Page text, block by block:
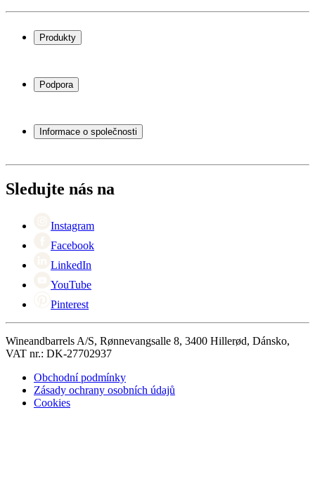
Produkty
Stojany na víno
Vinný nábytek
Podpora
Servisní případ
Platba
Vrácení
Informace o společnosti
Black Friday
Singles Day
Sledujte nás na
Instagram
Facebook
LinkedIn
YouTube
Pinterest
Wineandbarrels A/S, Rønnevangsalle 8, 3400 Hillerød, Dánsko,
VAT nr.: DK-27702937
Obchodní podmínky
Zásady ochrany osobních údajů
Cookies